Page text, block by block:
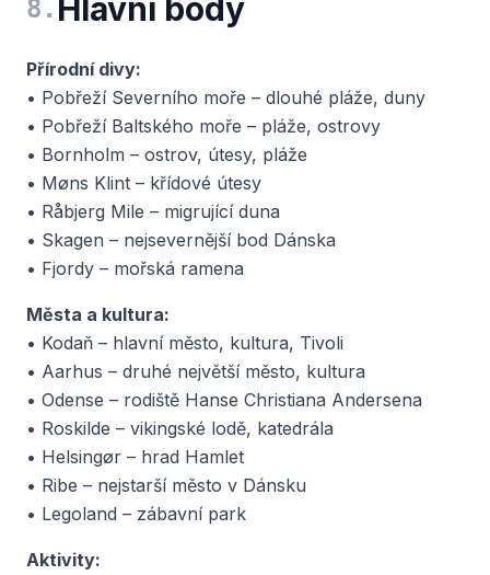
8 . Hlavní body
Přírodní divy:
• Pobřeží Severního moře – dlouhé pláže, duny
• Pobřeží Baltského moře – pláže, ostrovy
• Bornholm – ostrov, útesy, pláže
• Møns Klint – křídové útesy
• Råbjerg Mile – migrující duna
• Skagen – nejsevernější bod Dánska
• Fjordy – mořská ramena
Města a kultura:
• Kodaň – hlavní město, kultura, Tivoli
• Aarhus – druhé největší město, kultura
• Odense – rodiště Hanse Christiana Andersena
• Roskilde – vikingské lodě, katedrála
• Helsingør – hrad Hamlet
• Ribe – nejstarší město v Dánsku
• Legoland – zábavní park
Aktivity: